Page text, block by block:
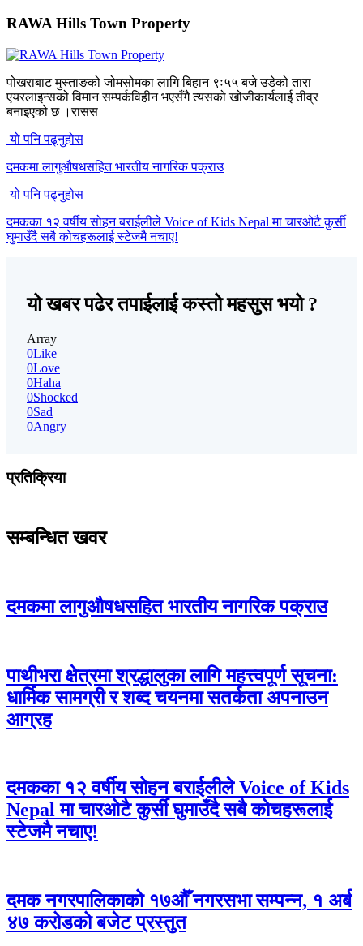
RAWA Hills Town Property
पोखराबाट मुस्ताङको जोमसोमका लागि बिहान ९ः५५ बजे उडेको तारा
एयरलाइन्सको विमान सम्पर्कविहीन भएसँगै त्यसको खोजीकार्यलाई तीव्र
बनाइएको छ ।रासस
यो पनि पढ्नुहोस
दमकमा लागुऔषधसहित भारतीय नागरिक पक्राउ
यो पनि पढ्नुहोस
दमकका १२ वर्षीय सोहन बराईलीले Voice of Kids Nepal मा चारओटै कुर्सी
घुमाउँदै सबै कोचहरूलाई स्टेजमै नचाए!
यो खबर पढेर तपाईलाई कस्तो महसुस भयो ?
Array
0Like
0Love
0Haha
0Shocked
0Sad
0Angry
प्रतिक्रिया
सम्बन्धित खवर
दमकमा लागुऔषधसहित भारतीय नागरिक पक्राउ
पाथीभरा क्षेत्रमा श्रद्धालुका लागि महत्त्वपूर्ण सूचना:
धार्मिक सामग्री र शब्द चयनमा सतर्कता अपनाउन
आग्रह
दमकका १२ वर्षीय सोहन बराईलीले Voice of Kids
Nepal मा चारओटै कुर्सी घुमाउँदै सबै कोचहरूलाई
स्टेजमै नचाए!
दमक नगरपालिकाको १७औँ नगरसभा सम्पन्न, १ अर्ब
४७ करोडको बजेट प्रस्तुत